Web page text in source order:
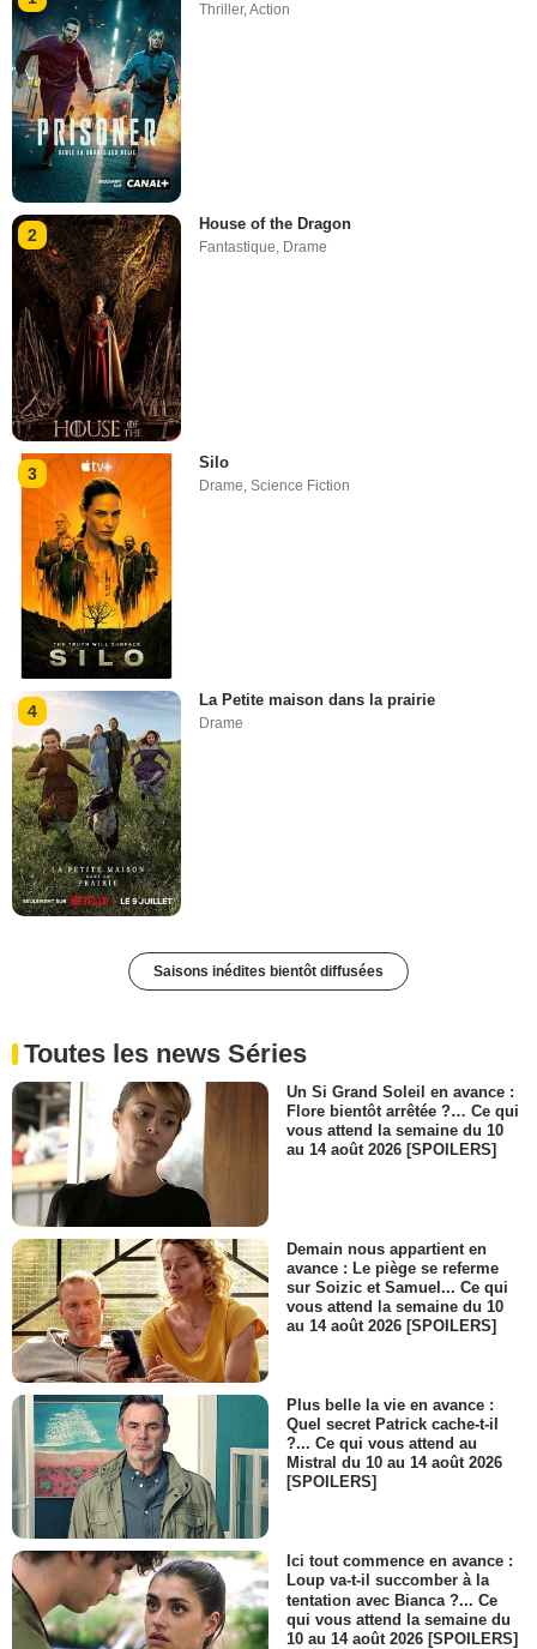
Thriller,Action
2
House of the Dragon
Fantastique, Drame
3
Silo
Drame ,Science Fiction
4
La Petite maison dans la prairie
Drame
Saisons inédites bientôt diffusées
Toutes les news Séries
Un Si Grand Soleil en avance :
Flore bientôt arrêtée ?… Ce qui
vous attend la semaine du 10
au 14 août 2026 [SPOILERS]
Demain nous appartient en
avance : Le piège se referme
sur Soizic et Samuel... Ce qui
vous attend la semaine du 10
au 14 août 2026 [SPOILERS]
Plus belle la vie en avance :
Quel secret Patrick cache-t-il
?... Ce qui vous attend au
Mistral du 10 au 14 août 2026
[SPOILERS]
Ici tout commence en avance :
Loup va-t-il succomber à la
tentation avec Bianca ?... Ce
qui vous attend la semaine du
10 au 14 août 2026 [SPOILERS]